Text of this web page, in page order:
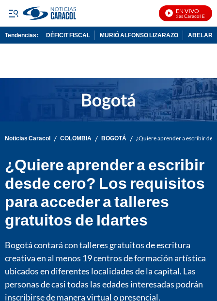
EN VIVO
Noticias Caracol En Vivo
Tendencias: DÉFICIT FISCAL MURIÓ ALFONSO LIZARAZO
Noticias Caracol / COLOMBIA / BOGOTÁ / ¿Quiere aprender a escribir
¿Quiere aprender a escribir
desde cero? Los requisitos
para acceder a talleres
gratuitos de Idartes
Bogotá contará con talleres gratuitos de escritura
creativa en al menos 19 centros de formación artística
ubicados en diferentes localidades de la capital. Las
personas de casi todas las edades interesadas podrán
inscribirse de manera virtual o presencial.